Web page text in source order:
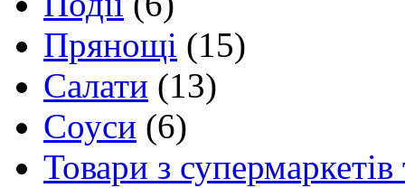
Прянощі (15)
Салати (13)
Соуси (6)
Товари з супермаркетів